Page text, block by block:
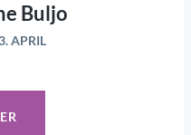
Buljo
APRIL